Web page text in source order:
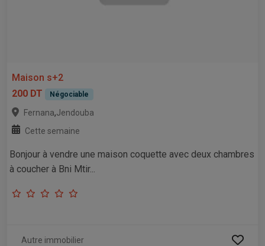
Maison s+2
200 DT
Négociable
Fernana,Jendouba
Cette semaine
Bonjour à vendre une maison coquette avec deux chambres
à coucher à Bni Mtir...
Autre immobilier